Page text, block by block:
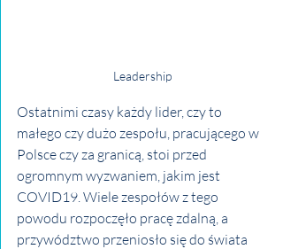
Leadership
Ostatnimi czasy każdy lider, czy to
małego czy dużo zespołu, pracującego w
Polsce czy za granicą, stoi przed
ogromnym wyzwaniem, jakim jest
COVID19. Wiele zespołów z tego
powodu rozpoczęło pracę zdalną, a
przywództwo przeniosło się do świata